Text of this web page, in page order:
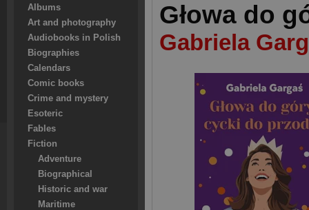
Albums
Art and photography
Audiobooks in Polish
Biographies
Calendars
Comic books
Crime and mystery
Esoteric
Fables
Fiction
Adventure
Biographical
Historic and war
Maritime
Głowa do
Gabriela